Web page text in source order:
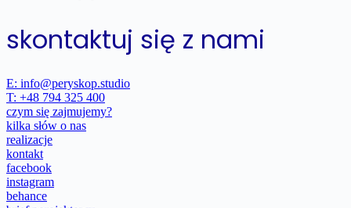
skontaktuj się z nami
E: info@peryskop.studio
T: +48 794 325 400
czym się zajmujemy?
kilka słów o nas
realizacje
kontakt
facebook
instagram
behance